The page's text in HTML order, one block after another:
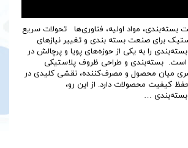
بسته‌بندی، مواد اولیه، فناوری‌ها تحولات سریع
برای صنعت بسته بندی و تغییر نیازهای
را به یکی از حوزه‌های پویا و پرچالش در
است. بسته‌بندی و طراحی ظروف پلاستیکی
میان محصول و مصرف‌کننده، نقشی کلیدی در
کیفیت محصولات دارد. از این رو،
بسته‌بندی …